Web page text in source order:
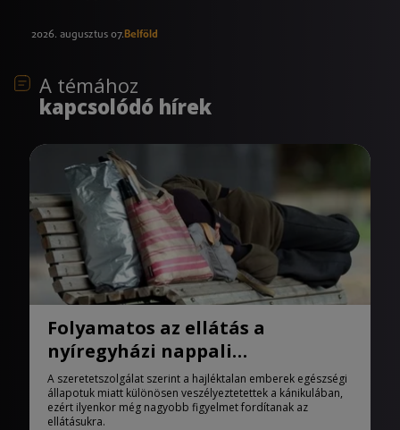
2026. augusztus 07.Belföld
A témához
kapcsolódó hírek
Folyamatos az ellátás a
nyíregyházi nappali
melegedőben
A szeretetszolgálat szerint a hajléktalan emberek egészségi
állapotuk miatt különösen veszélyeztetettek a kánikulában,
ezért ilyenkor még nagyobb figyelmet fordítanak az
ellátásukra.